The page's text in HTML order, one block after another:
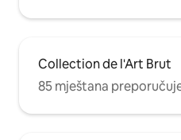
Collection de l'Art Brut
85 mještana